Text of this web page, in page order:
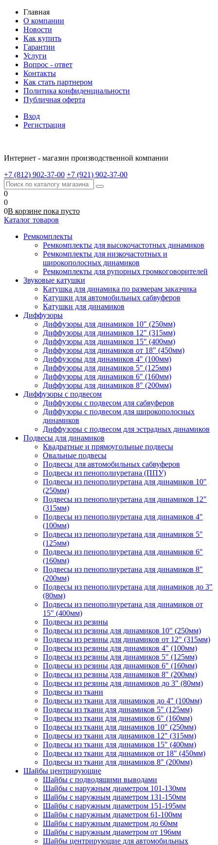
Главная
О компании
Новости
Как купить
Гарантии
Услуги
Вопрос - ответ
Контакты
Как стать партнером
Политика конфиденциальности
Публичная оферта
Вход
Регистрация
Интернет - магазин производственной компании
+7 (812) 902-37-00 +7 (921) 902-37-00
0
0
0В корзине пока пусто
Каталог товаров
Ремкомплекты
Ремкомплекты для высокочастотных динамиков
Ремкомплекты для низкочастотных и
широкополосных динамиков
Ремкомплекты для рупорных громкоговорителей
Звуковые катушки
Катушка для динамика по размерам заказчика
Катушки для автомобильных сабвуферов
Катушки для динамиков
Диффузоры
Диффузоры для динамиков 10" (250мм)
Диффузоры для динамиков 12" (315мм)
Диффузоры для динамиков 15" (400мм)
Диффузоры для динамиков от 18" (450мм)
Диффузоры для динамиков 4" (100мм)
Диффузоры для динамиков 5" (125мм)
Диффузоры для динамиков 6" (160мм)
Диффузоры для динамиков 8" (200мм)
Диффузоры с подвесом
Диффузоры с подвесом для сабвуферов
Диффузоры с подвесом для широкополосных
динамиков
Диффузоры с подвесом для эстрадных динамиков
Подвесы для динамиков
Квадратные и прямоугольные подвесы
Овальные подвесы
Подвесы для автомобильных сабвуферов
Подвесы из пенополиуретана (ППУ)
Подвесы из пенополиуретана для динамиков 10"
(250мм)
Подвесы из пенополиуретана для динамиков 12"
(315мм)
Подвесы из пенополиуретана для динамиков 4"
(100мм)
Подвесы из пенополиуретана для динамиков 5"
(125мм)
Подвесы из пенополиуретана для динамиков 6"
(160мм)
Подвесы из пенополиуретана для динамиков 8"
(200мм)
Подвесы из пенополиуретана для динамиков до 3"
(80мм)
Подвесы из пенополиуретана для динамиков от
15" (400мм)
Подвесы из резины
Подвесы из резины для динамиков 10" (250мм)
Подвесы из резины для динамиков от 12" (315мм)
Подвесы из резины для динамиков 4" (100мм)
Подвесы из резины для динамиков 5" (125мм)
Подвесы из резины для динамиков 6" (160мм)
Подвесы из резины для динамиков 8" (200мм)
Подвесы из резины для динамиков до 3" (80мм)
Подвесы из ткани
Подвесы из ткани для динамиков до 4" (100мм)
Подвесы из ткани для динамиков 5" (125мм)
Подвесы из ткани для динамиков 6" (160мм)
Подвесы из ткани для динамиков 10" (250мм)
Подвесы из ткани для динамиков 12" (315мм)
Подвесы из ткани для динамиков 15" (400мм)
Подвесы из ткани для динамиков от 18" (450мм)
Подвесы из ткани для динамиков 8" (200мм)
Шайбы центрирующие
Шайбы с подводящими выводами
Шайбы с наружным диаметром 101-130мм
Шайбы с наружным диаметром 131-150мм
Шайбы с наружным диаметром 151-195мм
Шайбы с наружным диаметром 61-100мм
Шайбы с наружным диаметром до 60мм
Шайбы с наружным диаметром от 196мм
Шайбы центрирующие для автомобильных